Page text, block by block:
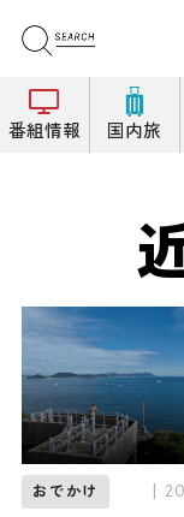
番組情報 国内旅
おでかけ |